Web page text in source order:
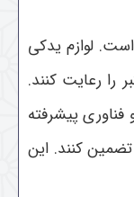
لوازم یدکی
را رعایت کنند.
پیشرفته
کنند. این